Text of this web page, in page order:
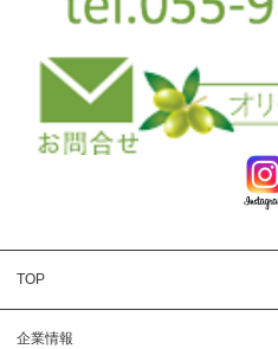
TOP
企業情報